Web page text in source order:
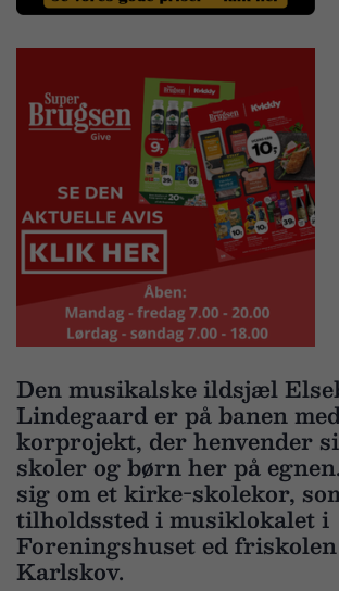
Den musikalske ildsjæl
Lindegaard er på banen
korprojekt, der henvender
skoler og børn her på
sig om et kirke-skolekor,
tilholdssted i musiklokalet i
Foreningshuset ed
Karlskov.